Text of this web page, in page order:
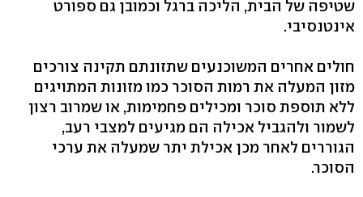
שטיפה של הבית, הליכה ברגל וכמובן גם ספורט
אינטנסיבי.
חולים אחרים המשוכנעים שתזונתם תקינה צורכים
מזון המעלה את רמות הסוכר כמו מזונות המתויגים
ללא תוספת סוכר ומכילים פחמימות, או שמרוב רצון
לשמור ולהגביל אכילה הם מגיעים למצבי רעב,
הגוררים לאחר מכן אכילת יתר שמעלה את ערכי
הסוכר.